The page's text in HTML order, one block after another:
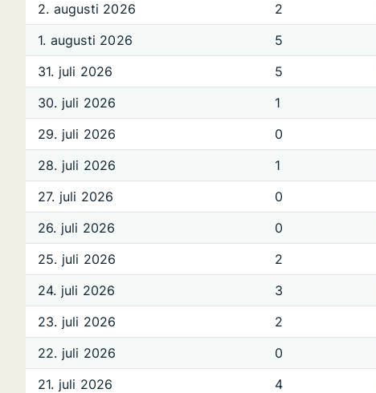
2. augusti 2026
2
1. augusti 2026
5
31. juli 2026
5
30. juli 2026
1
29. juli 2026
0
28. juli 2026
1
27. juli 2026
0
26. juli 2026
0
25. juli 2026
2
24. juli 2026
3
23. juli 2026
2
22. juli 2026
0
21. juli 2026
4